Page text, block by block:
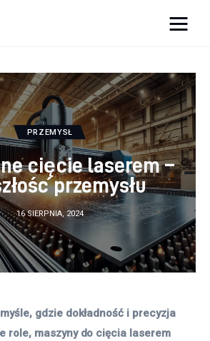
PRZEMYSŁ
cięcie laserem –
przemysłu
16 SIERPNIA, 2024
gdzie dokładność i precyzja
role, maszyny do cięcia laserem